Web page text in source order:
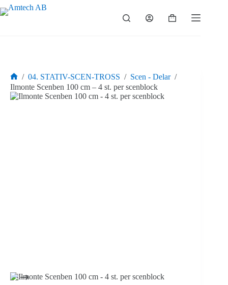
Hoppa
till
Varukorg
Hem
/ 04. STATIV-SCEN-TROSS / Scen - Delar /
Ilmonte Scenben 100 cm – 4 st. per scenblock